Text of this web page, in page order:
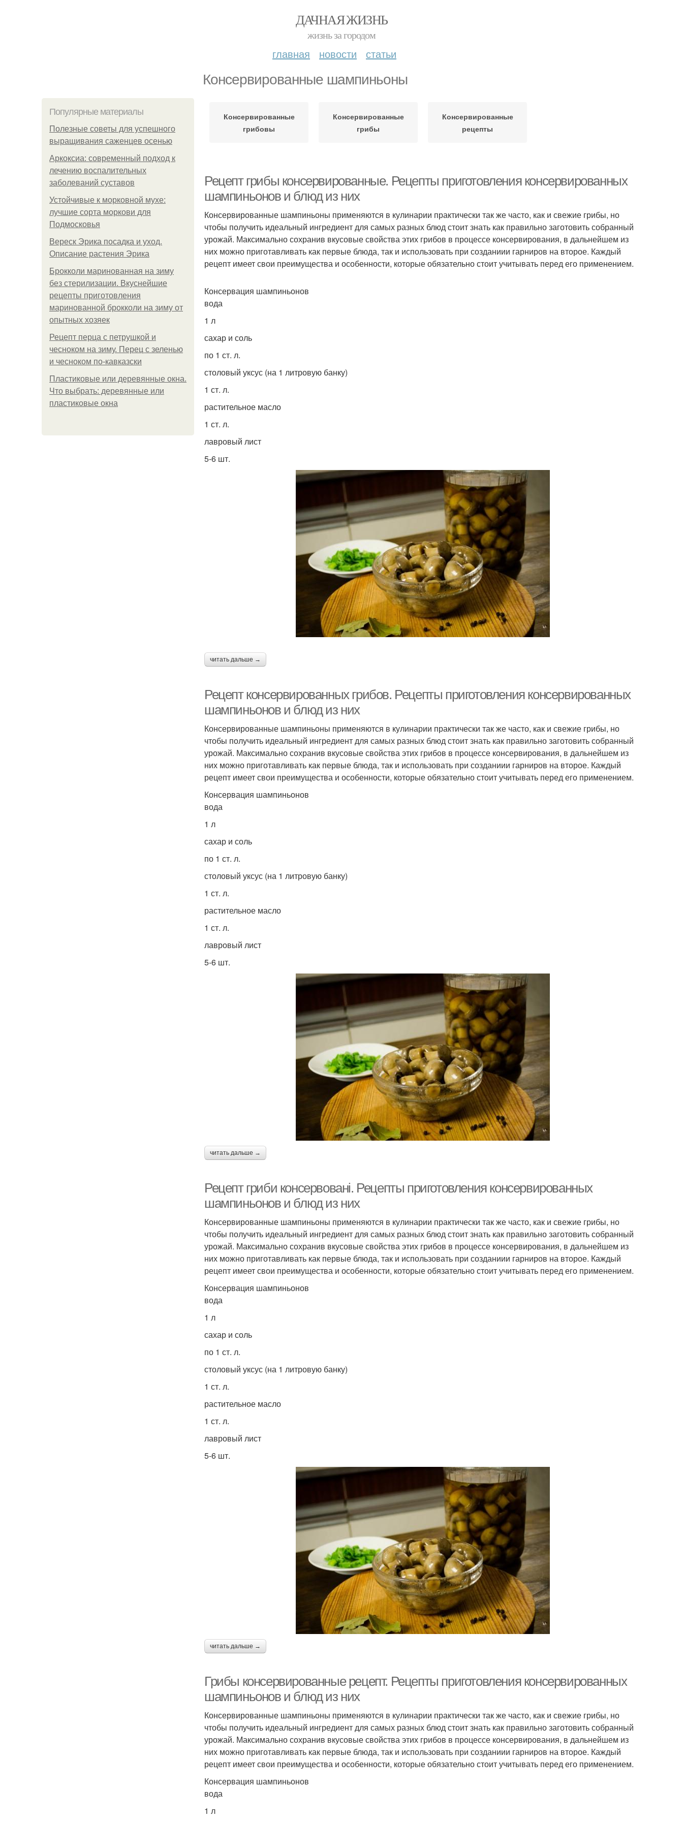
ДАЧНАЯ ЖИЗНЬ
жизнь за городом
главная новости статьи
Консервированные шампиньоны
Популярные материалы
Полезные советы для успешного
выращивания саженцев осенью
Аркоксиа: современный подход к
лечению воспалительных
заболеваний суставов
Устойчивые к морковной мухе:
лучшие сорта моркови для
Подмосковья
Вереск Эрика посадка и уход.
Описание растения Эрика
Брокколи маринованная на зиму
без стерилизации. Вкуснейшие
рецепты приготовления
маринованной брокколи на зиму от
опытных хозяек
Рецепт перца с петрушкой и
чесноком на зиму. Перец с зеленью
и чесноком по-кавказски
Пластиковые или деревянные окна.
Что выбрать: деревянные или
пластиковые окна
Консервированные
грибовы
Консервированные
грибы
Консервированные
рецепты
Рецепт грибы консервированные. Рецепты приготовления консервированных
шампиньонов и блюд из них
Консервированные шампиньоны применяются в кулинарии практически так же часто, как и свежие грибы, но
чтобы получить идеальный ингредиент для самых разных блюд стоит знать как правильно заготовить собранный
урожай. Максимально сохранив вкусовые свойства этих грибов в процессе консервирования, в дальнейшем из
них можно приготавливать как первые блюда, так и использовать при созданиии гарниров на второе. Каждый
рецепт имеет свои преимущества и особенности, которые обязательно стоит учитывать перед его применением.
Консервация шампиньонов
вода
1 л
сахар и соль
по 1 ст. л.
столовый уксус (на 1 литровую банку)
1 ст. л.
растительное масло
1 ст. л.
лавровый лист
5-6 шт.
читать дальше →
Рецепт консервированных грибов. Рецепты приготовления консервированных
шампиньонов и блюд из них
Консервированные шампиньоны применяются в кулинарии практически так же часто, как и свежие грибы, но
чтобы получить идеальный ингредиент для самых разных блюд стоит знать как правильно заготовить собранный
урожай. Максимально сохранив вкусовые свойства этих грибов в процессе консервирования, в дальнейшем из
них можно приготавливать как первые блюда, так и использовать при созданиии гарниров на второе. Каждый
рецепт имеет свои преимущества и особенности, которые обязательно стоит учитывать перед его применением.
Консервация шампиньонов
вода
1 л
сахар и соль
по 1 ст. л.
столовый уксус (на 1 литровую банку)
1 ст. л.
растительное масло
1 ст. л.
лавровый лист
5-6 шт.
читать дальше →
Рецепт гриби консервовані. Рецепты приготовления консервированных
шампиньонов и блюд из них
Консервированные шампиньоны применяются в кулинарии практически так же часто, как и свежие грибы, но
чтобы получить идеальный ингредиент для самых разных блюд стоит знать как правильно заготовить собранный
урожай. Максимально сохранив вкусовые свойства этих грибов в процессе консервирования, в дальнейшем из
них можно приготавливать как первые блюда, так и использовать при созданиии гарниров на второе. Каждый
рецепт имеет свои преимущества и особенности, которые обязательно стоит учитывать перед его применением.
Консервация шампиньонов
вода
1 л
сахар и соль
по 1 ст. л.
столовый уксус (на 1 литровую банку)
1 ст. л.
растительное масло
1 ст. л.
лавровый лист
5-6 шт.
читать дальше →
Грибы консервированные рецепт. Рецепты приготовления консервированных
шампиньонов и блюд из них
Консервированные шампиньоны применяются в кулинарии практически так же часто, как и свежие грибы, но
чтобы получить идеальный ингредиент для самых разных блюд стоит знать как правильно заготовить собранный
урожай. Максимально сохранив вкусовые свойства этих грибов в процессе консервирования, в дальнейшем из
них можно приготавливать как первые блюда, так и использовать при созданиии гарниров на второе. Каждый
рецепт имеет свои преимущества и особенности, которые обязательно стоит учитывать перед его применением.
Консервация шампиньонов
вода
1 л